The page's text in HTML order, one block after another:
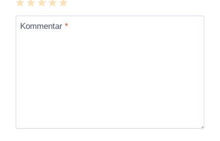
5
Stars
4
Stars
3
Stars
2
Stars
1
Star
Kommentar *